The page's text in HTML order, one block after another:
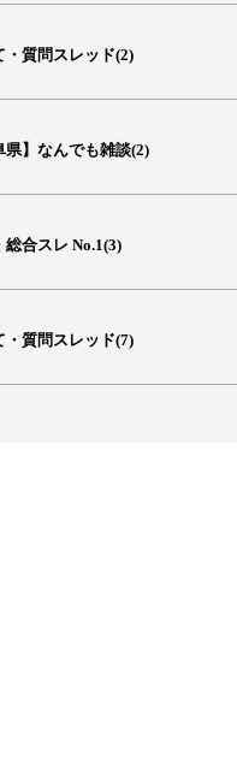
・質問スレッド(2)
県】なんでも雑談(2)
総合スレ No.1(3)
・質問スレッド(7)